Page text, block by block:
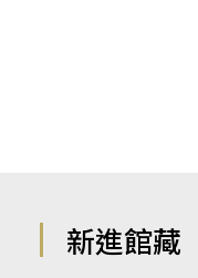
新進館藏